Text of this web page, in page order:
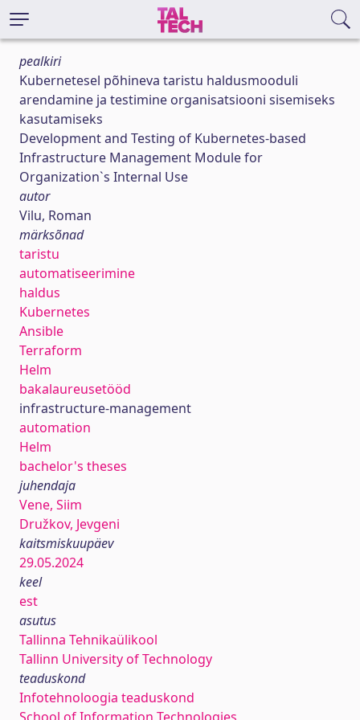
pealkiri
Kubernetesel põhineva taristu haldusmooduli
arendamine ja testimine organisatsiooni sisemiseks
kasutamiseks
Development and Testing of Kubernetes-based
Infrastructure Management Module for
Organization`s Internal Use
autor
Vilu, Roman
märksõnad
taristu
automatiseerimine
haldus
Kubernetes
Ansible
Terraform
Helm
bakalaureusetööd
infrastructure-management
automation
Helm
bachelor's theses
juhendaja
Vene, Siim
Družkov, Jevgeni
kaitsmiskuupäev
29.05.2024
keel
est
asutus
Tallinna Tehnikaülikool
Tallinn University of Technology
teaduskond
Infotehnoloogia teaduskond